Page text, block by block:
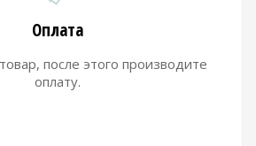
Оплата
после этого производите
оплату.